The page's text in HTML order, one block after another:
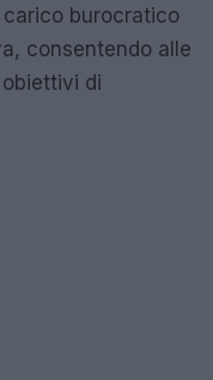
burocratico
consentendo alle
di